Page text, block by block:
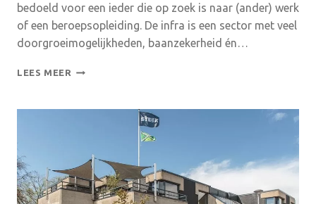
bedoeld voor een ieder die op zoek is naar (ander) werk
of een beroepsopleiding. De infra is een sector met veel
doorgroeimogelijkheden, baanzekerheid én…
LEES MEER OP
EEN
OPLEIDING?
MAAK
KENNIS
MET